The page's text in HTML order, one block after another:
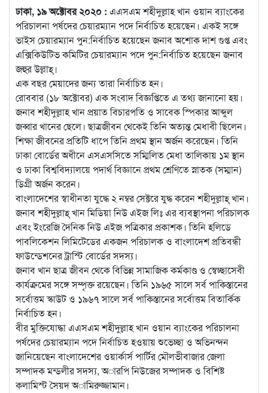
ঢাকা, ১৯ অক্টোবর ২০২০ : এএসএম শহীদুল্লাহ খান ওয়ান ব্যাংকের
পরিচালনা পর্ষদের চেয়ারম্যান পদে নির্বাচিত হয়েছেন। একই সঙ্গে
ভাইস চেয়ারম্যান পুন:নির্বাচিত হয়েছেন জনাব অশোক দাশ গুপ্ত এবং
এক্সিকিউটিভ কমিটির চেয়ারম্যান পদে পুন:নির্বাচিত হয়েছেন জনাব
জহুর উল্লাহ্।
এক বছর মেয়াদের জন্য তারা নির্বাচিত হন।
রোববার (১৮ অক্টোবর) এক সংবাদ বিজ্ঞপ্তিতে এ তথ্য জানানো হয়।
জনাব শহীদুল্লাহ খান প্রয়াত বিচারপতি ও সাবেক স্পিকার আব্দুল
জব্বার খানের ছেলে। ছাত্রজীবন থেকেই তিনি অত্যন্ত মেধাবী ছিলেন।
শিক্ষা জীবনের প্রতিটি ধাপে তিনি প্রথম স্থান অর্জন করেছেন। তিনি
ঢাকা বোর্ডের অধীনে এসএসসিতে সম্মিলিত মেধা তালিকায় ১ম স্থান
ও ঢাকা বিশ্ববিদ্যালয়ে পদার্থ বিজ্ঞানে প্রথম শ্রেণিতে স্নাতক (সম্মান)
ডিগ্রী অর্জন করেন।
বাংলাদেশের স্বাধীনতা যুদ্ধে ২ নম্বর সেক্টরে যুদ্ধ করেন শহীদুল্লাহ্ খান।
জনাব শহীদুল্লাহ্ খান মিডিয়া নিউ এইজ লিঃ এর ব্যবস্থাপনা পরিচালক
এবং ইংরেজি দৈনিক নিউ এইজ পত্রিকার প্রকাশক। তিনি হলিডে
পাবলিকেশন লিমিটেডের একজন পরিচালক ও বাংলাদেশ প্রতিবন্ধী
ফাউন্ডেশনের ট্রাস্টি বোর্ডের সদস্য।
জনাব খান ছাত্র জীবন থেকে বিভিন্ন সামাজিক কর্মকাণ্ড ও স্বেচ্ছাসেবী
কার্যক্রমের সঙ্গে সম্পৃক্ত রয়েছেন। তিনি ১৯৬৫ সালে সর্ব পাকিস্তানের
সর্বোত্তম স্কাউট ও ১৯৬৭ সালে সর্ব পাকিস্তানের সর্বোত্তম বিতার্কিক
নির্বাচিত হন।
বীর মুক্তিযোদ্ধা এএসএম শহীদুল্লাহ খান ওয়ান ব্যাংকের পরিচালনা
পর্ষদের চেয়ারম্যান পদে নির্বাচিত হওয়ায় শুভেচ্ছা ও অভিনন্দন
জানিয়েছেন বাংলাদেশের ওয়ার্কার্স পার্টির মৌলভীবাজার জেলা
সম্পাদক মন্ডলীর সদস্য, অারপি নিউজের সম্পাদক ও বিশিষ্ট
কলামিস্ট সৈয়দ অামিরুজ্জামান।